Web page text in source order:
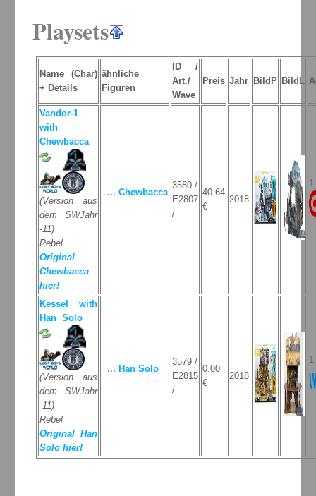
Playsets
Name (Char)
+ Details
ähnliche
Figuren
ID /
Art./
Wave
Preis Jahr BildP BildL
Vandor-1
with
Chewbacca
(Version aus
dem SWJahr
-11)
Rebel
Original
Chewbacca
hier!
... Chewbacca
3580 /
E2807
/
40.64
€
2018
Kessel with
Han Solo
(Version aus
dem SWJahr
-11)
Rebel
Original Han
Solo hier!
... Han Solo
3579 /
E2815
/
0.00
€
2018